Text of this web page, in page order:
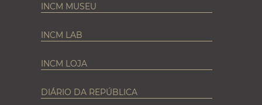
INCM MUSEU
INCM LAB
INCM LOJA
DIÁRIO DA REPÚBLICA